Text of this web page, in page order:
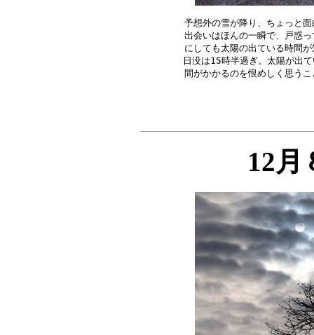
予想外の雪が降り、ちょっと
出会いはほんの一瞬で、戸惑
にしても太陽の出ている時間
日没は15時半過ぎ。太陽が出
12月